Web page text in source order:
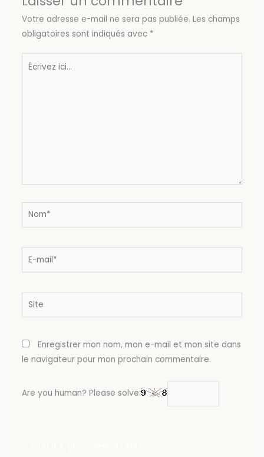
Votre adresse e-mail ne sera pas publiée. Les champs
obligatoires sont indiqués avec *
Écrivez
Nom*
E-
Site
Enregistrer mon nom, mon e-mail et mon site dans
le navigateur pour mon prochain commentaire.
Are you human? Please solve: